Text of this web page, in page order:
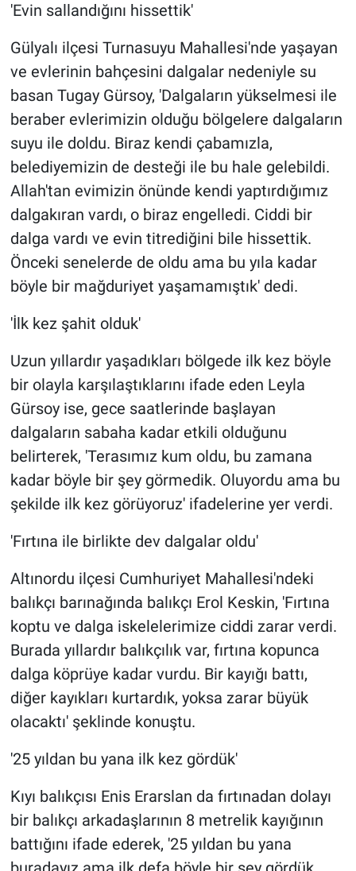
'Evin sallandığını hissettik'
Gülyalı ilçesi Turnasuyu Mahallesi'nde yaşayan
ve evlerinin bahçesini dalgalar nedeniyle su
basan Tugay Gürsoy, 'Dalgaların yükselmesi ile
beraber evlerimizin olduğu bölgelere dalgaların
suyu ile doldu. Biraz kendi çabamızla,
belediyemizin de desteği ile bu hale gelebildi.
Allah'tan evimizin önünde kendi yaptırdığımız
dalgakıran vardı, o biraz engelledi. Ciddi bir
dalga vardı ve evin titrediğini bile hissettik.
Önceki senelerde de oldu ama bu yıla kadar
böyle bir mağduriyet yaşamamıştık' dedi.
'İlk kez şahit olduk'
Uzun yıllardır yaşadıkları bölgede ilk kez böyle
bir olayla karşılaştıklarını ifade eden Leyla
Gürsoy ise, gece saatlerinde başlayan
dalgaların sabaha kadar etkili olduğunu
belirterek, 'Terasımız kum oldu, bu zamana
kadar böyle bir şey görmedik. Oluyordu ama bu
şekilde ilk kez görüyoruz' ifadelerine yer verdi.
'Fırtına ile birlikte dev dalgalar oldu'
Altınordu ilçesi Cumhuriyet Mahallesi'ndeki
balıkçı barınağında balıkçı Erol Keskin, 'Fırtına
koptu ve dalga iskelelerimize ciddi zarar verdi.
Burada yıllardır balıkçılık var, fırtına kopunca
dalga köprüye kadar vurdu. Bir kayığı battı,
diğer kayıkları kurtardık, yoksa zarar büyük
olacaktı' şeklinde konuştu.
'25 yıldan bu yana ilk kez gördük'
Kıyı balıkçısı Enis Erarslan da fırtınadan dolayı
bir balıkçı arkadaşlarının 8 metrelik kayığının
battığını ifade ederek, '25 yıldan bu yana